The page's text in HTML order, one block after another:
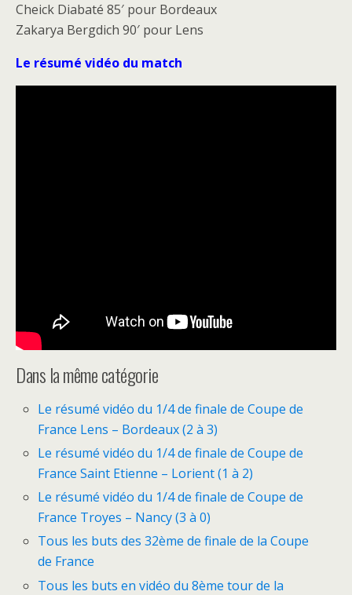
Cheick Diabaté 85′ pour Bordeaux
Zakarya Bergdich 90′ pour Lens
Le résumé vidéo du match
Dans la même catégorie
Le résumé vidéo du 1/4 de finale de Coupe de
France Lens – Bordeaux (2 à 3)
Le résumé vidéo du 1/4 de finale de Coupe de
France Saint Etienne – Lorient (1 à 2)
Le résumé vidéo du 1/4 de finale de Coupe de
France Troyes – Nancy (3 à 0)
Tous les buts des 32ème de finale de la Coupe
de France
Tous les buts en vidéo du 8ème tour de la